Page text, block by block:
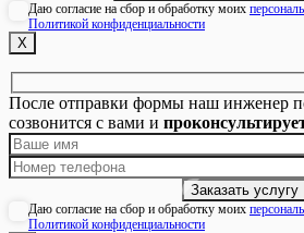
Даю согласие на сбор и обработку моих
Политикой конфиденциальности
Х
После отправки формы наш инженер
созвонится с вами и
Даю согласие на сбор и обработку моих
Политикой конфиденциальности